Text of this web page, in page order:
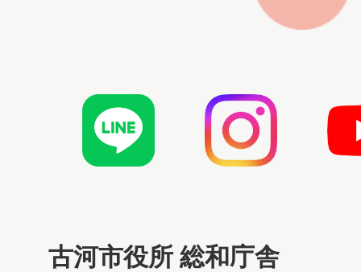
古河市役所 総和庁舎